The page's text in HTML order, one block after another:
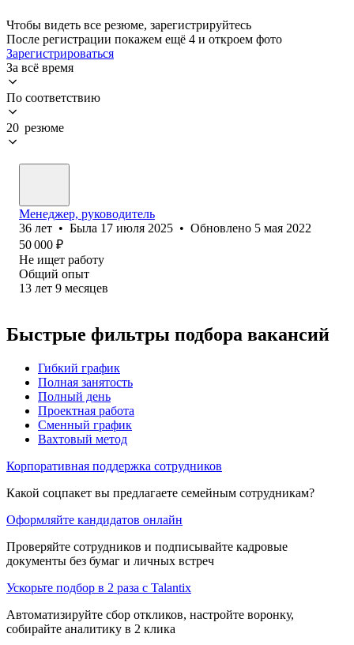
Чтобы видеть все резюме, зарегистрируйтесь
После регистрации покажем ещё 4 и откроем фото
Зарегистрироваться
За всё время
По соответствию
20 резюме
Менеджер, руководитель
36 лет • Была 17 июля 2025 • Обновлено 5 мая 2022
50 000 ₽
Не ищет работу
Общий опыт
13 лет 9 месяцев
Быстрые фильтры подбора вакансий
Гибкий график
Полная занятость
Полный день
Проектная работа
Сменный график
Вахтовый метод
Корпоративная поддержка сотрудников
Какой соцпакет вы предлагаете семейным сотрудникам?
Оформляйте кандидатов онлайн
Проверяйте сотрудников и подписывайте кадровые
документы без бумаг и личных встреч
Ускорьте подбор в 2 раза с Talantix
Автоматизируйте сбор откликов, настройте воронку,
собирайте аналитику в 2 клика